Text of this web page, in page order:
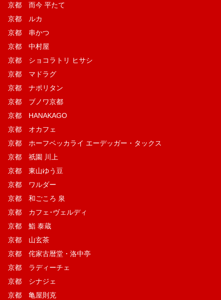
京都 而今 平たて
京都 ルカ
京都 串かつ
京都 中村屋
京都 ショコラトリ ヒサシ
京都 マドラグ
京都 ナポリタン
京都 ブノワ京都
京都 HANAKAGO
京都 オカフェ
京都 ホーフベッカライ エーデッガー・タックス
京都 祇園 川上
京都 東山ゆう豆
京都 ワルダー
京都 和ごころ 泉
京都 カフェ･ヴェルディ
京都 鮨 泰蔵
京都 山玄茶
京都 侘家古暦堂・洛中亭
京都 ラディーチェ
京都 シナジェ
京都 亀屋則克